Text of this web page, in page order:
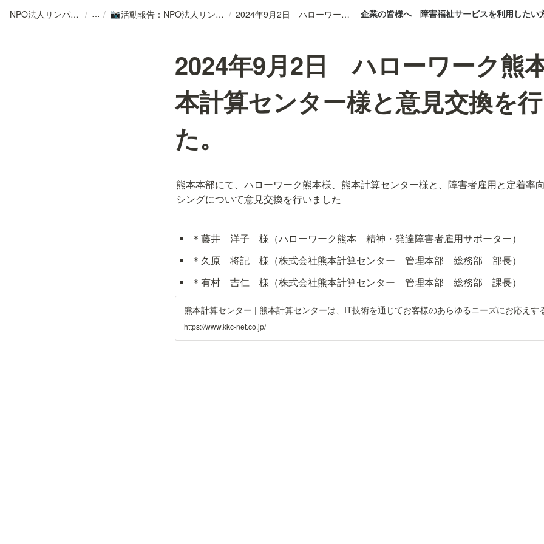
NPO法人リンパカフェ / / 📷 活動報告：NPO法人リンパカフェ / 2024年9月2日 ハローワーク熊本様、熊本計算センター様と意見交換を行いました。 企業の皆様へ 障害福祉サービスを利用したい
2024年9月2日 ハローワーク熊
本計算センター様と意見交換を
た。
熊本本部にて、ハローワーク熊本様、熊本計算センター様と、障害者雇用と定着率
シングについて意見交換を行いました
＊藤井　洋子　様（ハローワーク熊本　精神・発達障害者雇用サポーター）
＊久原　将記　様（株式会社熊本計算センター　管理本部　総務部　部長）
＊有村　吉仁　様（株式会社熊本計算センター　管理本部　総務部　課長）
https://www.kkc-net.co.jp/